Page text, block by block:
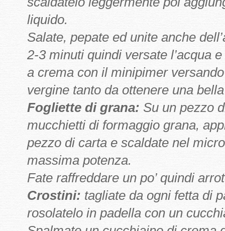
liquido.
Salate, pepate ed unite anche
2-3 minuti quindi versate l’acqua
a crema con il minipimer
vergine tanto da ottenere una
Fogliette di grana: Su un pezzo
mucchietti di formaggio grana,
pezzo di carta e scaldate nel
massima potenza.
Fate raffreddare un po’ quindi
Crostini: tagliate da ogni fetta di
rosolatelo in padella con un